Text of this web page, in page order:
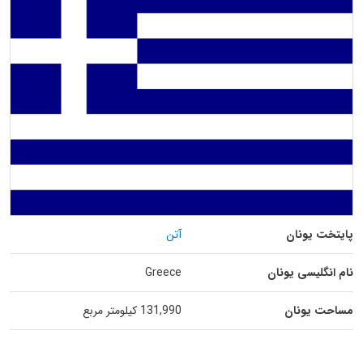
پایتخت یونان آتن
نام انگلیسی یونان Greece
مساحت یونان 131,990 کیلومتر مربع